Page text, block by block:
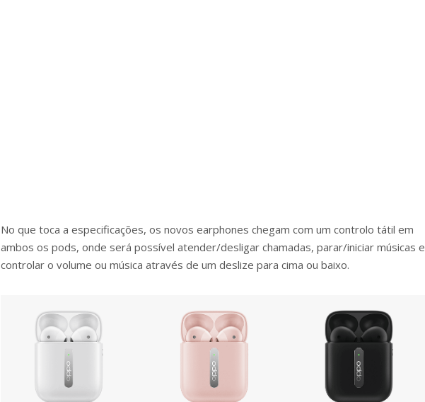
No que toca a especificações, os novos earphones chegam com um controlo tátil em
ambos os pods, onde será possível atender/desligar chamadas, parar/iniciar músicas e
controlar o volume ou música através de um deslize para cima ou baixo.